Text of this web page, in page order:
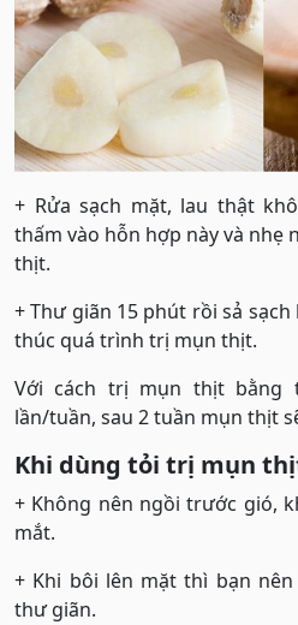
+ Rửa sạch mặt, lau thật
thấm vào hỗn hợp này và nhẹ
thịt.
+ Thư giãn 15 phút rồi sả
thúc quá trình trị mụn thịt.
Với cách trị mụn thịt bằng
lần/tuần, sau 2 tuần mụn thịt
Khi dùng tỏi trị mụn
+ Không nên ngồi trước gió,
mắt.
+ Khi bôi lên mặt thì bạn
thư giãn.